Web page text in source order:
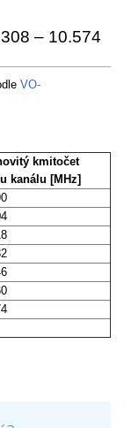
– 10.574
VO-
kmitočet
kanálu [MHz]